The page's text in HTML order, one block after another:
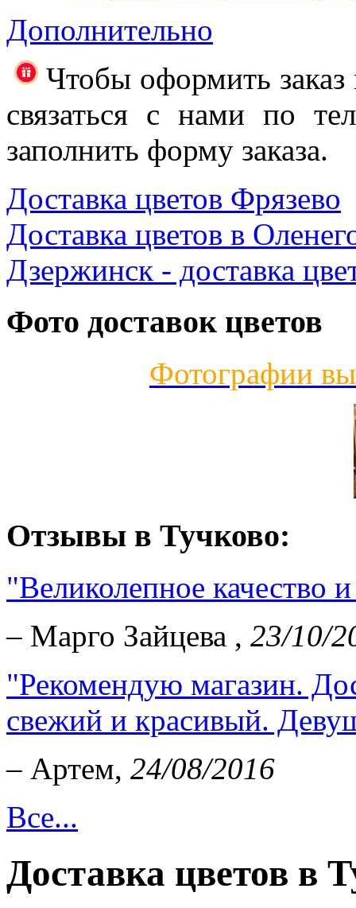
Дополнительно
Чтобы оформить
связаться с нами по
заполнить форму заказа.
Доставка цветов Фрязево
Доставка цветов в
Дзержинск - доставка
Фото доставок цветов
Фотографии
Отзывы в Тучково:
"Великолепное качество
– Марго Зайцева , 23/10/
"Рекомендую магазин.
свежий и красивый.
– Артем, 24/08/2016
Все...
Доставка цветов в